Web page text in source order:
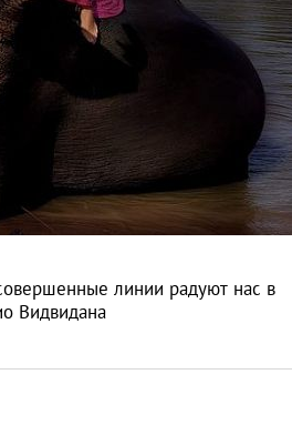
линии радуют нас в
Видвидана